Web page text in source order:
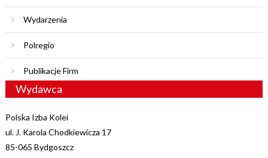
Wydarzenia
Polregio
Publikacje Firm
Wydawca
Polska Izba Kolei
ul. J. Karola Chodkiewicza 17
85-065 Bydgoszcz